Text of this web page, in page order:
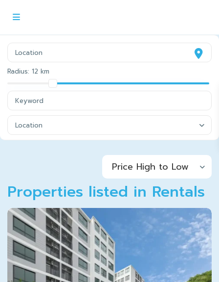
Radius:12 km
Location
Price High to Low
Properties listed in Rentals